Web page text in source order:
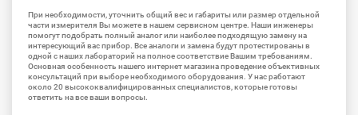
При необходимости, уточнить общий вес и габариты или размер отдельной
части измерителя Вы можете в нашем сервисном центре. Наши инженеры
помогут подобрать полный аналог или наиболее подходящую замену на
интересующий вас прибор. Все аналоги и замена будут протестированы в
одной с наших лабораторий на полное соответствие Вашим требованиям.
Основная особенность нашего интернет магазина проведение объективных
консультаций при выборе необходимого оборудования. У нас работают
около 20 высококвалифицированных специалистов, которые готовы
ответить на все ваши вопросы.